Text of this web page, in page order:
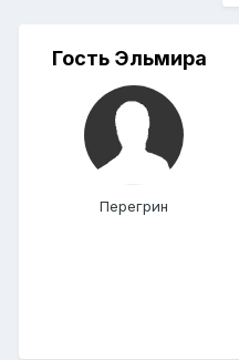
Гость Эльмира
Перегрин